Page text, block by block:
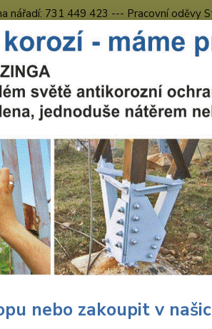
nářadí: 731 449 423 --- Pracovní oděvy
Kontakty Česká Lípa
Hledat 731
8.00
Pracovní oděvy Obleky
CARINA ČERVA -
nebo zakoupit v